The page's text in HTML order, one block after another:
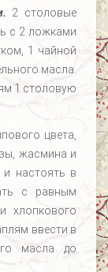
2 столовые
с 2 ложками
1 чайной
масла.
1 столовую
цвета,
жасмина и
и настоять в
с равным
хлопкового
ввести в
масла до